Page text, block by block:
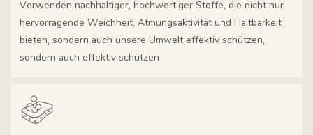
Verwenden nachhaltiger, hochwertiger Stoffe, die nicht nur
hervorragende Weichheit, Atmungsaktivität und Haltbarkeit
bieten, sondern auch unsere Umwelt effektiv schützen,
sondern auch effektiv schützen